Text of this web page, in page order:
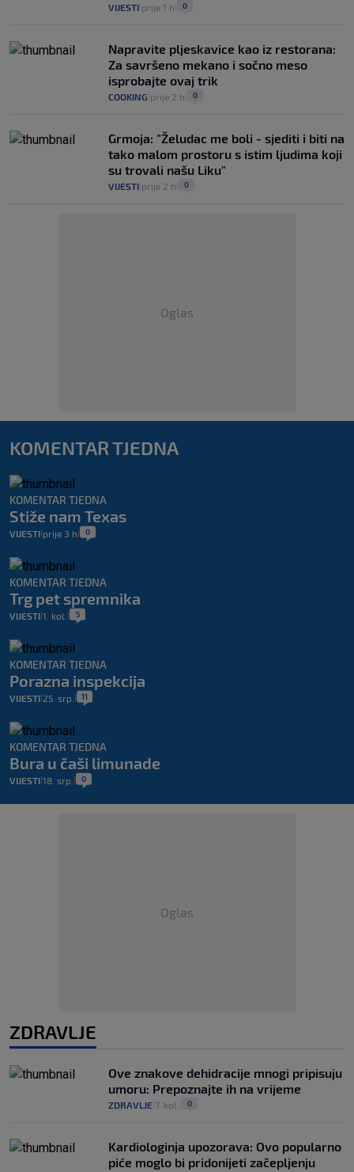
VIJESTI prije 1 h 0
Napravite pljeskavice kao iz restorana:
Za savršeno mekano i sočno meso
isprobajte ovaj trik
COOKING prije 2 h 0
Grmoja: "Želudac me boli - sjediti i biti na
tako malom prostoru s istim ljudima koji
su trovali našu Liku"
VIJESTI prije 2 h 0
Oglas
KOMENTAR TJEDNA
KOMENTAR TJEDNA
Stiže nam Texas
VIJESTI prije 3 h 0
KOMENTAR TJEDNA
Trg pet spremnika
VIJESTI 1. kol. 5
KOMENTAR TJEDNA
Porazna inspekcija
VIJESTI 25. srp. 11
KOMENTAR TJEDNA
Bura u čaši limunade
VIJESTI 18. srp. 0
Oglas
ZDRAVLJE
Ove znakove dehidracije mnogi pripisuju
umoru: Prepoznajte ih na vrijeme
ZDRAVLJE 7. kol. 0
Kardiologinja upozorava: Ovo popularno
piće moglo bi pridonijeti začepljenju